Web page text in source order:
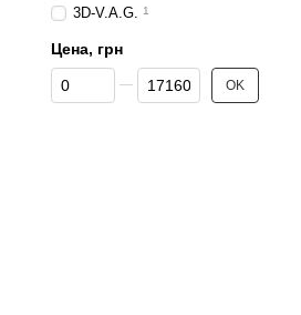
3D-V.A.G. 1
Цена, грн
От Цена, грн
До Цена, грн OK